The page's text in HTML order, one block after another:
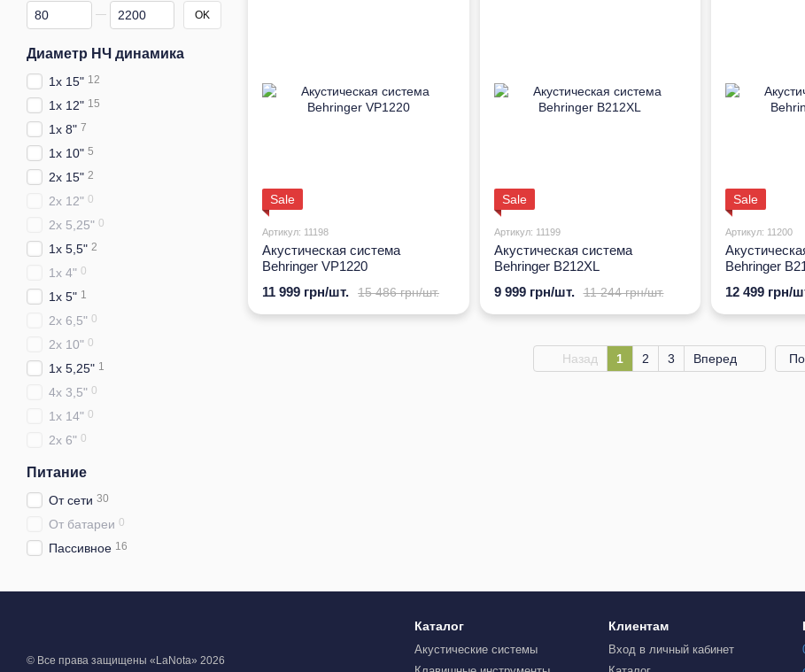
Sale
Артикул: 11198
Акустическая система
Behringer VP1220
15 486 грн/шт.
11 999 грн/шт.
Sale
Артикул: 11199
Акустическая система
Behringer B212XL
11 244 грн/шт.
9 999 грн/шт.
Sale
Артикул: 11200
Behringer
12 499 грн/
Назад 1 2 3 Вперед
От Пиковая мощность
До Пиковая мощность OK
Диаметр НЧ динамика
1x 15" 12
1x 12" 15
1x 8" 7
1x 10" 5
2x 15" 2
2x 12" 0
2x 5,25" 0
1x 5,5" 2
1x 4" 0
1x 5" 1
2x 6,5" 0
2x 10" 0
1x 5,25" 1
4x 3,5" 0
1х 14" 0
2x 6" 0
Питание
От сети 30
От батареи 0
Пассивное 16
© Все права защищены «LaNota» 2026
Каталог
Акустические системы
Клиентам
Вход в личный кабинет